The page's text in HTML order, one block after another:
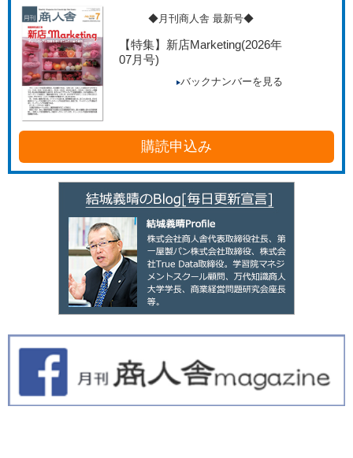
◆月刊商人舎 最新号◆
【特集】新店Marketing(2026年
07月号)
バックナンバーを見る
購読申込み